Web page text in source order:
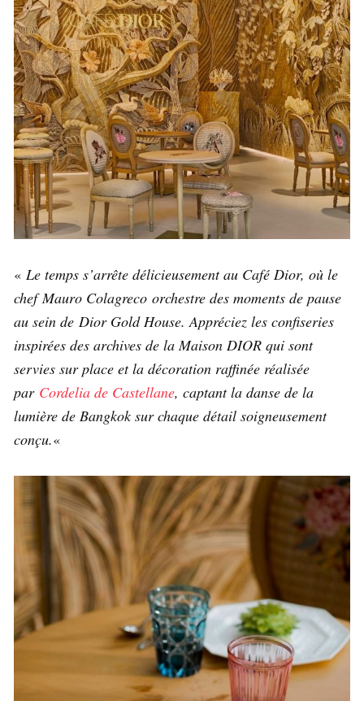
« Le temps s’arrête délicieusement au Café Dior, où le
chef Mauro Colagreco orchestre des moments de pause
au sein de Dior Gold House. Appréciez les confiseries
inspirées des archives de la Maison DIOR qui sont
servies sur place et la décoration raffinée réalisée
par Cordelia de Castellane, captant la danse de la
lumière de Bangkok sur chaque détail soigneusement
conçu.«